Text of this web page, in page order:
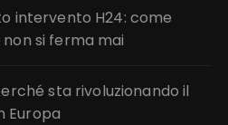
intervento H24: come
si ferma mai
sta rivoluzionando il
Europa